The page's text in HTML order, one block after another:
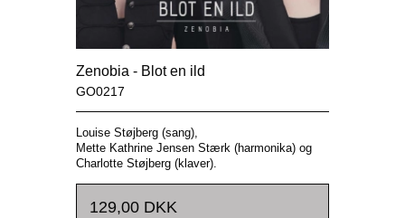
Zenobia - Blot en ild
GO0217
Louise Støjberg (sang),
Mette Kathrine Jensen Stærk (harmonika) og
Charlotte Støjberg (klaver).
129,00 DKK